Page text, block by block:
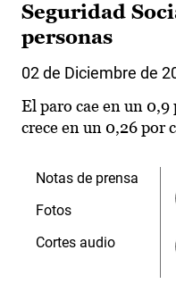
Seguridad
personas
02 de Diciembre de
El paro cae en un
crece en un 0,26 por
Notas de prensa
Fotos
Cortes audio